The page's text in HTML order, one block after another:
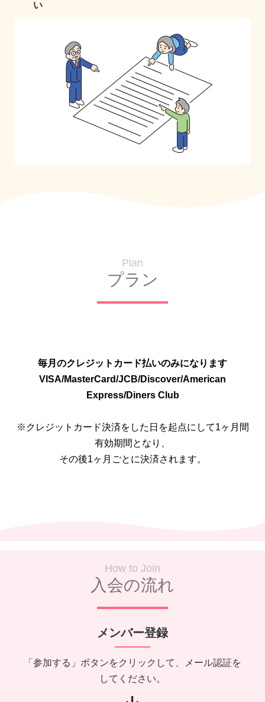
い
Plan
プラン
毎月のクレジットカード払いのみになります
VISA/MasterCard/JCB/Discover/American
Express/Diners Club
※クレジットカード決済をした日を起点にして1ヶ月間
有効期間となり、
その後1ヶ月ごとに決済されます。
How to Join
入会の流れ
メンバー登録
「参加する」ボタンをクリックして、メール認証を
してください。